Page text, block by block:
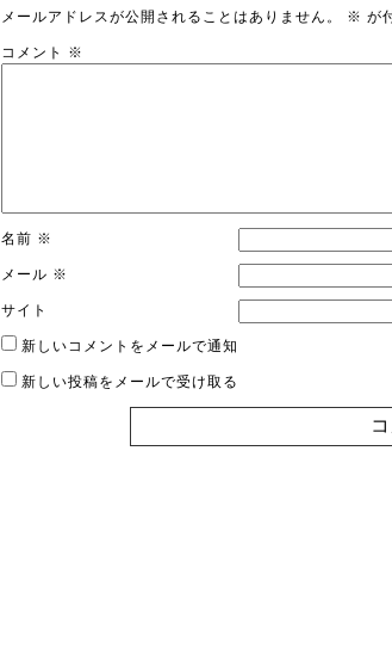
メールアドレスが公開されることはありません。 ※ が
コメント ※
名前 ※
メール ※
サイト
新しいコメントをメールで通知
新しい投稿をメールで受け取る